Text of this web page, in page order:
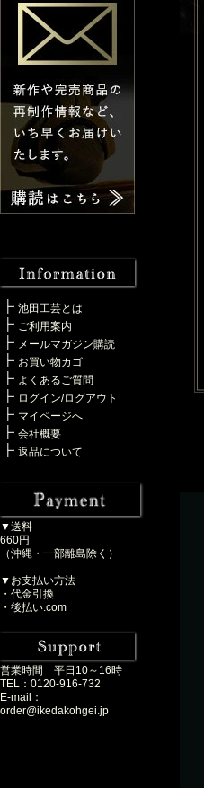
池田工芸とは
ご利用案内
メールマガジン購読
お買い物カゴ
よくあるご質問
ログイン/ログアウト
マイページへ
会社概要
返品について
▼送料
660円
（沖縄・一部離島除く）
▼お支払い方法
・代金引換
・後払い.com
営業時間 平日10～16時
TEL：0120-916-732
E-mail：
order@ikedakohgei.jp